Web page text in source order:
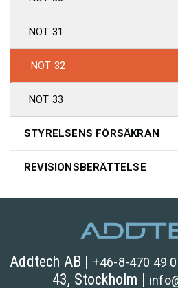
NOT 31
NOT 32
NOT 33
STYRELSENS FÖRSÄKRAN
REVISIONSBERÄTTELSE
Addtech AB | +46-8-470 49
43, Stockholm |